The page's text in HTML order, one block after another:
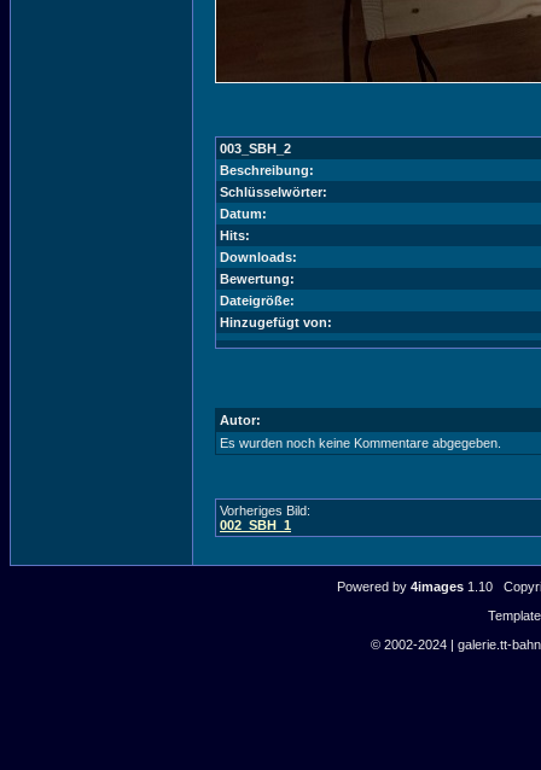
003_SBH_2
Beschreibung:
Schlüsselwörter:
Datum:
Hits:
Downloads:
Bewertung:
Dateigröße:
Hinzugefügt von:
Autor:
Es wurden noch keine Kommentare abgegeben.
Vorheriges Bild:
002_SBH_1
Powered by4images 1.10
© 2002-2024 | galerie.tt-